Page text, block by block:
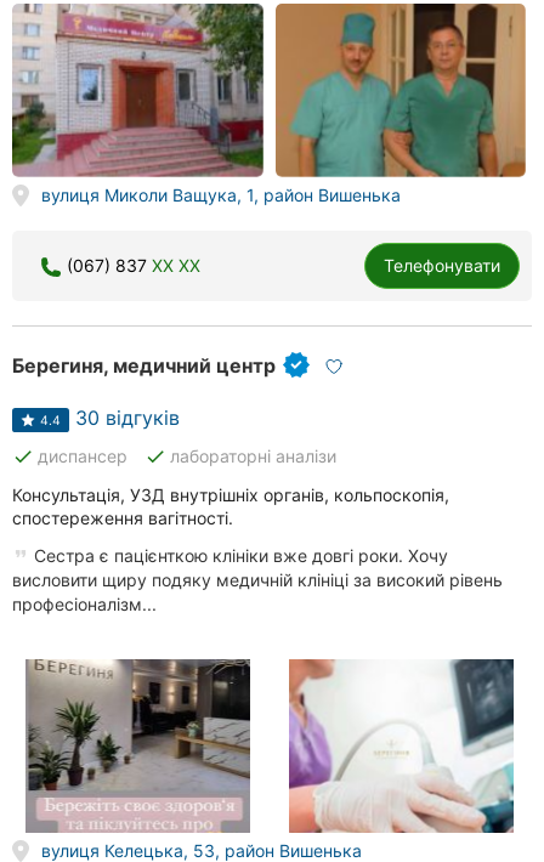
вулиця Миколи Ващука, 1, район Вишенька
(067) 837 XX XX Телефонувати
Берегиня, медичний центр
4.4 30 відгуків
done диспансер done лабораторні аналізи
Консультація, УЗД внутрішніх органів, кольпоскопія,
спостереження вагітності.
Сестра є пацієнткою клініки вже довгі роки. Хочу
висловити щиру подяку медичній клініці за високий рівень
професіоналізм...
вулиця Келецька, 53, район Вишенька